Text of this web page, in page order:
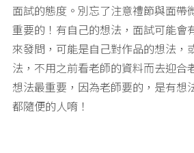
面試的態度。別忘了注意禮節與面帶
重要的！有自己的想法，面試可能會
來發問，可能是自己對作品的想法，
法，不用之前看老師的資料而去迎合
想法最重要，因為老師要的，是有想
都隨便的人唷！